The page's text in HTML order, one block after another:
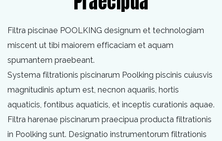
Filtra piscinae POOLKING designum et technologiam
miscent ut tibi maiorem efficaciam et aquam
spumantem praebeant.
Systema filtrationis piscinarum Poolking piscinis cuiusvis
magnitudinis aptum est, necnon aquariis, hortis
aquaticis, fontibus aquaticis, et inceptis curationis aquae.
Filtra harenae piscinarum praecipua producta filtrationis
in Poolking sunt. Designatio instrumentorum filtrationis